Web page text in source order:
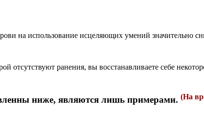
на использование исцеляющих умений значительно
отсутствуют ранения, вы восстанавливаете себе
ниже, являются лишь примерами. (На